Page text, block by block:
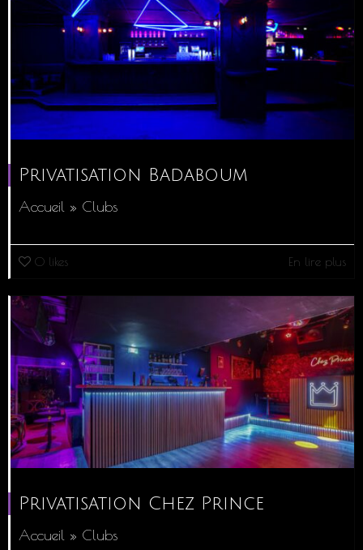
Privatisation Badaboum
Accueil » Clubs
0 likes En lire plus
Privatisation Chez Prince
Accueil » Clubs